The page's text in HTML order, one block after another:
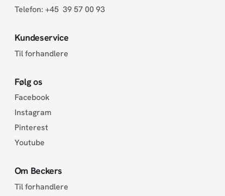
Telefon: +45 39 57 00 93
Kundeservice
Til forhandlere
Følg os
Facebook
Instagram
Pinterest
Youtube
Om Beckers
Til forhandlere